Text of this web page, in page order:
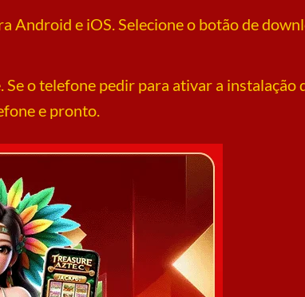
Android e iOS. Selecione o botão de
o telefone pedir para ativar a instalação
e pronto.